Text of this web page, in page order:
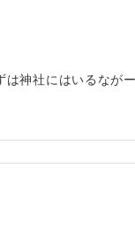
神社にはいるなが